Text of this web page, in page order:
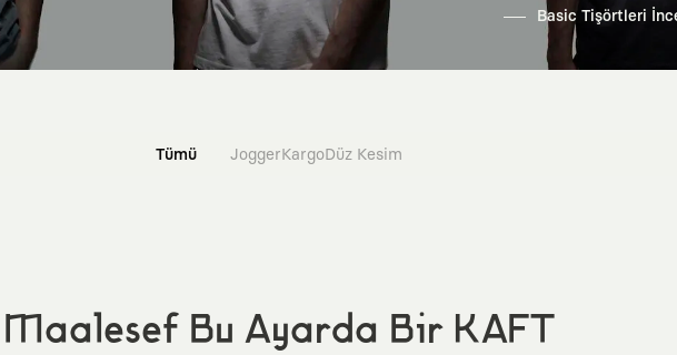
Basic Tişörtleri
Tümü JoggerKargoDüz Kesim
Maalesef Bu Ayarda Bir KAFT